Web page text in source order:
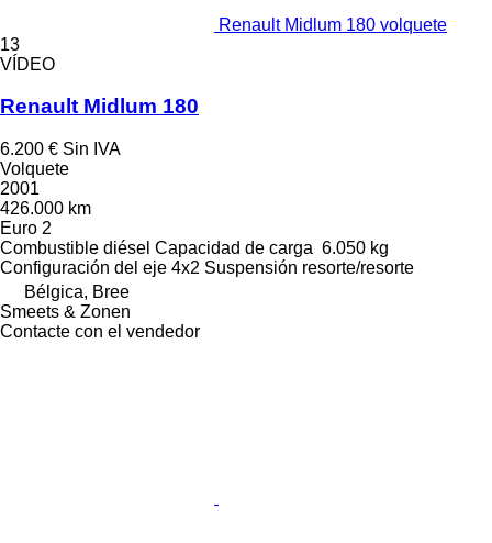
Renault Midlum 180 volquete
13
VÍDEO
Renault Midlum 180
6.200 € Sin IVA
Volquete
2001
426.000 km
Euro 2
Combustible diésel Capacidad de carga 6.050 kg
Configuración del eje 4x2 Suspensión resorte/resorte
Bélgica, Bree
Smeets & Zonen
Contacte con el vendedor